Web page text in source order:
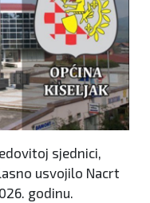
sjednici,
usvojilo Nacrt
godinu.